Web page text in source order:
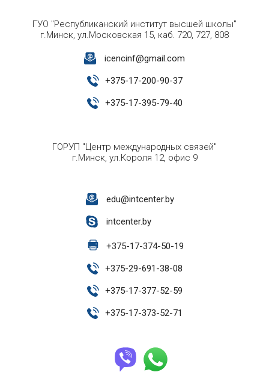
ГУО "Республиканский институт высшей школы"
г.Минск, ул.Московская 15, каб. 720, 727, 808
icencinf@gmail.com
+375-17-200-90-37
+375-17-395-79-40
ГОРУП "Центр международных связей"
г.Минск, ул.Короля 12, офис 9
edu@intcenter.by
intcenter.by
+375-17-374-50-19
+375-29-691-38-08
+375-17-377-52-59
+375-17-373-52-71